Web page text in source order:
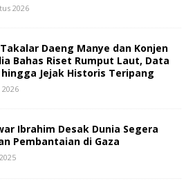
2026
Daeng Manye dan Konjen
Bahas Riset Rumput Laut, Data
Jejak Historis Teripang
2026
Ibrahim Desak Dunia Segera
Pembantaian di Gaza